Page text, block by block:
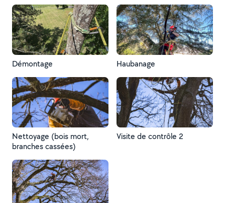
Démontage Haubanage
Nettoyage (bois mort,
branches cassées)
Visite de contrôle 2